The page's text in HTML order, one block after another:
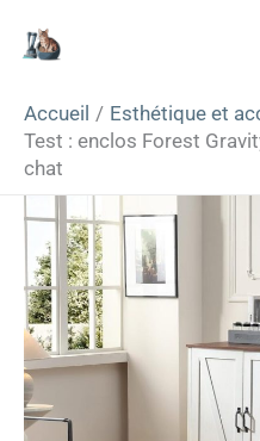
Accueil
Esthétique et
Test : enclos Forest
chat